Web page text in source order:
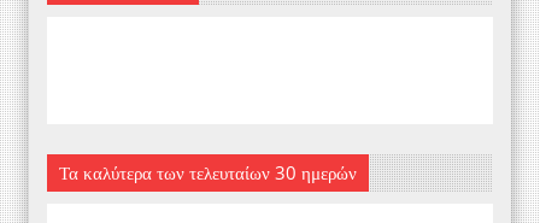
Τα καλύτερα των τελευταίων 30 ημερών